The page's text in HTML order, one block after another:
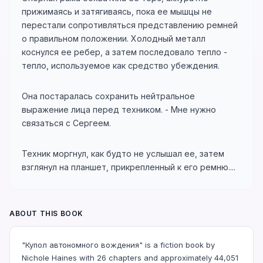
прижимаясь и затягиваясь, пока ее мышцы не
перестали сопротивляться представлению ремней
о правильном положении. Холодный металл
коснулся ее ребер, а затем последовало тепло -
тепло, используемое как средство убеждения.
Она постаралась сохранить нейтральное
выражение лица перед техником. - Мне нужно
связаться с Сергеем.
Техник моргнул, как будто не услышал ее, затем
взглянул на планшет, прикрепленный к его ремню....
ABOUT THIS BOOK
"Купол автономного вождения" is a fiction book by
Nichole Haines with 26 chapters and approximately 44,051